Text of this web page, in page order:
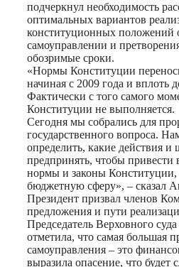
подчеркнул необходимость
оптимальных вариантов
конституционных положений
самоуправлении и
обозримые сроки.
«Нормы Конституции
начиная с 2009 года и вплоть
Фактически с того самого
Конституции не выполняется.
Сегодня мы собрались для
государственного вопроса.
определить, какие действия
предпринять, чтобы привести
нормы и законы Конституции,
бюджетную сферу», – сказал
Президент призвал членов
предложения и пути
Председатель Верховного
отметила, что самая большая
самоуправления – это
выразила опасение, что будет